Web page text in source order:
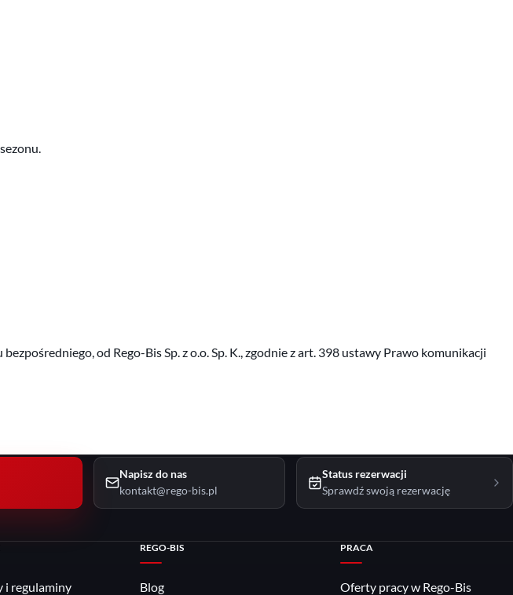
od Rego-Bis Sp. z o.o. Sp. K., zgodnie z art. 398 ustawy Prawo komunikacji
Napisz do nas
kontakt@rego-bis.pl
Status rezerwacji
Sprawdź swoją rezerwację
i regulaminy
REGO-BIS
Blog
PRACA
Oferty pracy w Rego-Bis